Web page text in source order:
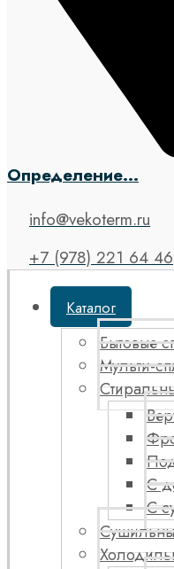
Определение...
info@vekoterm.ru
+7 (978) 221 64 46
Каталог
Бытовые
Мульти-
С
С